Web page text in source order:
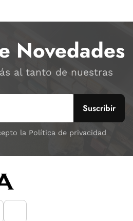
Novedades
al tanto de nuestras
la Política de privacidad